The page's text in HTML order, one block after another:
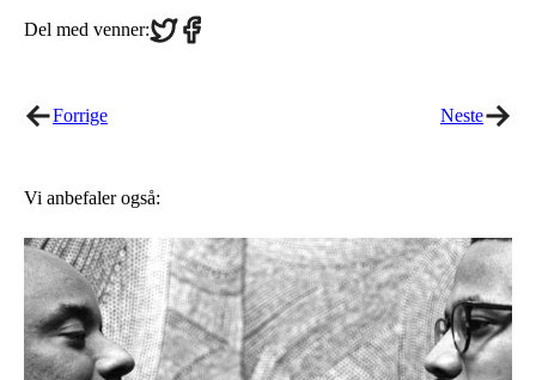
Del med venner:Share
on
Share
on
Forrige Neste
Vi anbefaler også: